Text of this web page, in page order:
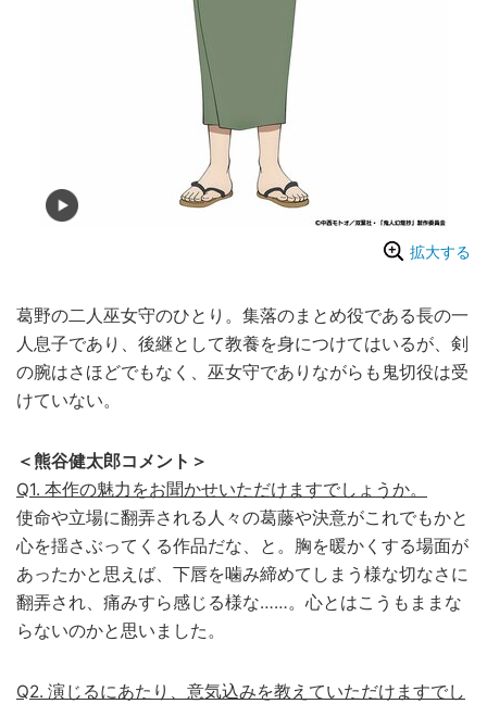
拡大する
葛野の二人巫女守のひとり。集落のまとめ役である長の一
人息子であり、後継として教養を身につけてはいるが、剣
の腕はさほどでもなく、巫女守でありながらも鬼切役は受
けていない。
＜熊谷健太郎コメント＞
Q1. 本作の魅力をお聞かせいただけますでしょうか。
使命や立場に翻弄される人々の葛藤や決意がこれでもかと
心を揺さぶってくる作品だな、と。胸を暖かくする場面が
あったかと思えば、下唇を噛み締めてしまう様な切なさに
翻弄され、痛みすら感じる様な……。心とはこうもままな
らないのかと思いました。
Q2. 演じるにあたり、意気込みを教えていただけますでし